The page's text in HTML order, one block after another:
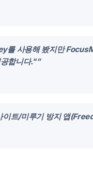
사용해 봤지만
합니다."”
이트/미루기 방지 앱